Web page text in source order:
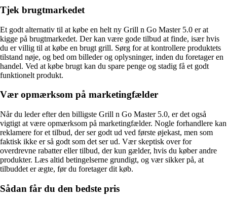
Tjek brugtmarkedet
Et godt alternativ til at købe en helt ny Grill n Go Master 5.0 er at
kigge på brugtmarkedet. Der kan være gode tilbud at finde, især hvis
du er villig til at købe en brugt grill. Sørg for at kontrollere produktets
tilstand nøje, og bed om billeder og oplysninger, inden du foretager en
handel. Ved at købe brugt kan du spare penge og stadig få et godt
funktionelt produkt.
Vær opmærksom på marketingfælder
Når du leder efter den billigste Grill n Go Master 5.0, er det også
vigtigt at være opmærksom på marketingfælder. Nogle forhandlere kan
reklamere for et tilbud, der ser godt ud ved første øjekast, men som
faktisk ikke er så godt som det ser ud. Vær skeptisk over for
overdrevne rabatter eller tilbud, der kun gælder, hvis du køber andre
produkter. Læs altid betingelserne grundigt, og vær sikker på, at
tilbuddet er ægte, før du foretager dit køb.
Sådan får du den bedste pris